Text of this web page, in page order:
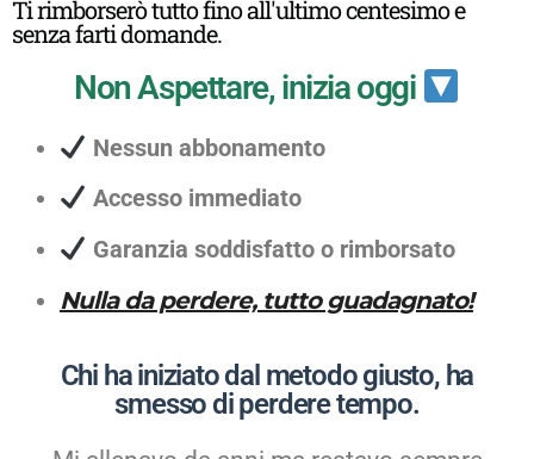
Ti rimborserò tutto fino all'ultimo centesimo e
senza farti domande.
Non Aspettare, inizia oggi
Nessun abbonamento
Accesso immediato
Garanzia soddisfatto o rimborsato
Nulla da perdere, tutto guadagnato!
Chi ha iniziato dal metodo giusto, ha
smesso di perdere tempo.